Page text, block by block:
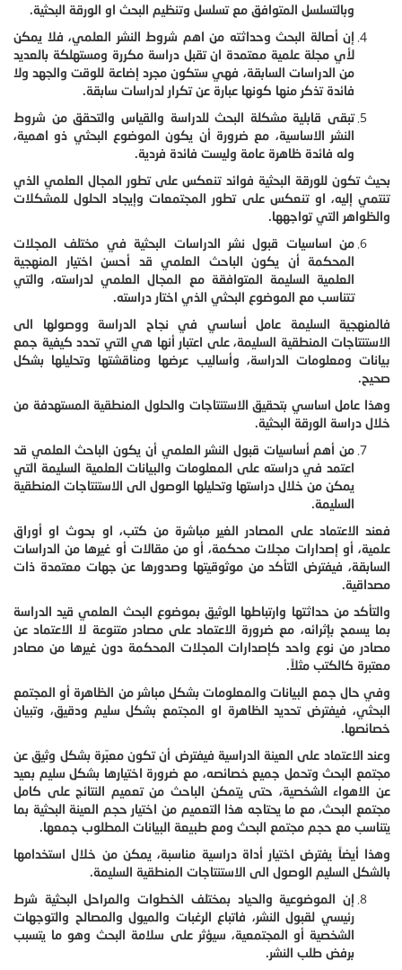
وبالتسلسل المتوافق مع تسلسل وتنظيم البحث او الورقة البحثية.
إن أصالة البحث وحداثته من اهم شروط النشر العلمي، فلا يمكن
لأي مجلة علمية معتمدة ان تقبل دراسة مكررة ومستهلكة بالعديد
من الدراسات السابقة، فهي ستكون مجرد إضاعة للوقت والجهد ولا
فائدة تذكر منها كونها عبارة عن تكرار لدراسات سابقة.
تبقى قابلية مشكلة البحث للدراسة والقياس والتحقق من شروط
النشر الاساسية، مع ضرورة أن يكون الموضوع البحثي ذو اهمية،
وله فائدة ظاهرة عامة وليست فائدة فردية.
بحيث تكون للورقة البحثية فوائد تنعكس على تطور المجال العلمي الذي
تنتمي إليه، او تنعكس على تطور المجتمعات وإيجاد الحلول للمشكلات
والظواهر التي تواجهها.
من اساسيات قبول نشر الدراسات البحثية في مختلف المجلات
المحكمة أن يكون الباحث العلمي قد أحسن اختيار المنهجية
العلمية السليمة المتوافقة مع المجال العلمي لدراسته، والتي
تتناسب مع الموضوع البحثي الذي اختار دراسته.
فالمنهجية السليمة عامل أساسي في نجاح الدراسة ووصولها الى
الاستنتاجات المنطقية السليمة، على اعتبار أنها هي التي تحدد كيفية جمع
بيانات ومعلومات الدراسة، وأساليب عرضها ومناقشتها وتحليلها بشكل
صحيح.
وهذا عامل اساسي بتحقيق الاستنتاجات والحلول المنطقية المستهدفة من
خلال دراسة الورقة البحثية.
من أهم أساسيات قبول النشر العلمي أن يكون الباحث العلمي قد
اعتمد في دراسته على المعلومات والبيانات العلمية السليمة التي
يمكن من خلال دراستها وتحليلها الوصول الى الاستنتاجات المنطقية
السليمة.
فعند الاعتماد على المصادر الغير مباشرة من كتب، او بحوث او أوراق
علمية، أو إصدارات مجلات محكمة، أو من مقالات أو غيرها من الدراسات
السابقة، فيفترض التأكد من موثوقيتها وصدورها عن جهات معتمدة ذات
مصداقية.
والتأكد من حداثتها وارتباطها الوثيق بموضوع البحث العلمي قيد الدراسة
بما يسمح بإثرائه، مع ضرورة الاعتماد على مصادر متنوعة لا الاعتماد عن
مصادر من نوع واحد كإصدارات المجلات المحكمة دون غيرها من مصادر
معتبرة كالكتب مثلاً.
وفي حال جمع البيانات والمعلومات بشكل مباشر من الظاهرة أو المجتمع
البحثي، فيفترض تحديد الظاهرة او المجتمع بشكل سليم ودقيق، وتبيان
خصائصها.
وعند الاعتماد على العينة الدراسية فيفترض أن تكون معبّرة بشكل وثيق عن
مجتمع البحث وتحمل جميع خصائصه، مع ضرورة اختيارها بشكل سليم بعيد
عن الاهواء الشخصية، حتى يتمكن الباحث من تعميم النتائج على كامل
مجتمع البحث، مع ما يحتاجه هذا التعميم من اختيار حجم العينة البحثية بما
يتناسب مع حجم مجتمع البحث ومع طبيعة البيانات المطلوب جمعها.
وهذا أيضاً يفترض اختيار أداة دراسية مناسبة، يمكن من خلال استخدامها
بالشكل السليم الوصول الى الاستنتاجات المنطقية السليمة.
إن الموضوعية والحياد بمختلف الخطوات والمراحل البحثية شرط
رئيسي لقبول النشر، فاتباع الرغبات والميول والمصالح والتوجهات
الشخصية أو المجتمعية، سيؤثر على سلامة البحث وهو ما يتسبب
برفض طلب النشر.